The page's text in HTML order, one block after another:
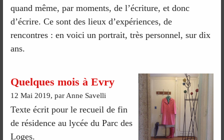
quand même, par moments, de l’écriture, et donc
d’écrire. Ce sont des lieux d’expériences, de
rencontres : en voici un portrait, très personnel, sur dix
ans.
Quelques mois à Evry
12 Mai 2019, par Anne Savelli
Texte écrit pour le recueil de fin
de résidence au lycée du Parc des
Loges.